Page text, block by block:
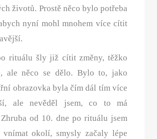
životů. Prostě něco bylo potřeba
nyní mohl mnohem více cítit
rituálu šly již cítit změny, těžko
ale něco se dělo. Bylo to, jako
obrazovka byla čím dál tím více
ale nevěděl jsem, co to má
Zhruba od 10. dne po rituálu jsem
vnímat okolí, smysly začaly lépe